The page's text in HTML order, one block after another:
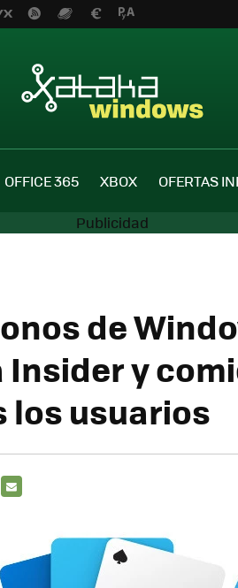
OFFICE 365 XBOX OFERTAS
de
y
los usuarios